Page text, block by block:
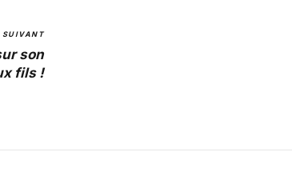
SUIVANT
son
fils !